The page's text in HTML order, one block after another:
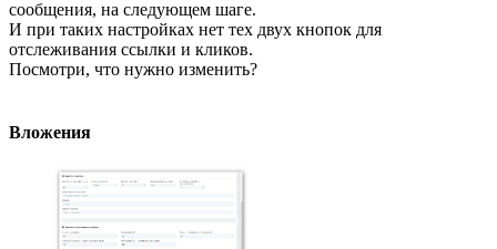
сообщения, на следующем шаге.
И при таких настройках нет тех двух кнопок для
отслеживания ссылки и кликов.
Посмотри, что нужно изменить?
Вложения